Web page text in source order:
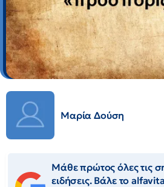
Μαρία Δούση
Μάθε πρώτος όλες τις
ειδήσεις. Βάλε το